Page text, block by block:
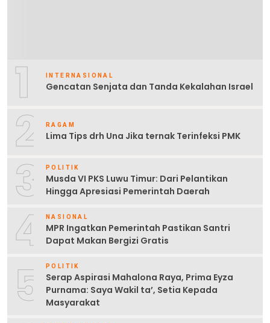
1 INTERNASIONAL
Gencatan Senjata dan Tanda Kekalahan Israel
2 RAGAM
Lima Tips drh Una Jika ternak Terinfeksi PMK
3 POLITIK
Musda VI PKS Luwu Timur: Dari Pelantikan
Hingga Apresiasi Pemerintah Daerah
4 NASIONAL
MPR Ingatkan Pemerintah Pastikan Santri
Dapat Makan Bergizi Gratis
5 POLITIK
Serap Aspirasi Mahalona Raya, Prima Eyza
Purnama: Saya Wakil ta’, Setia Kepada
Masyarakat